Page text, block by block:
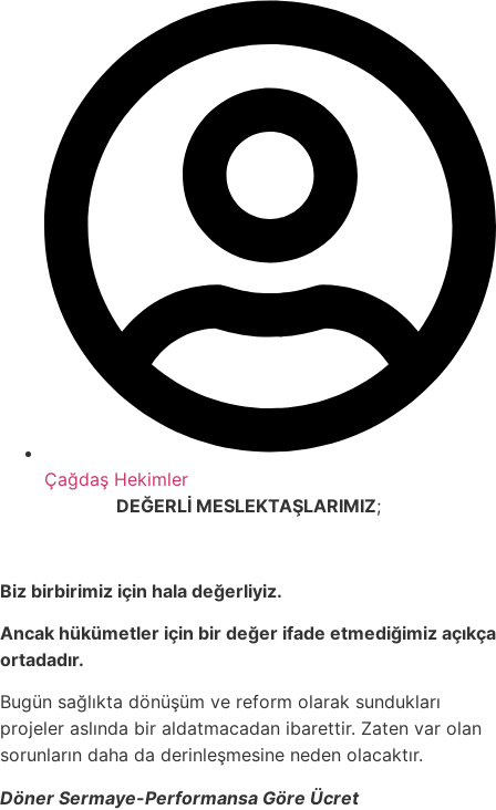
Çağdaş Hekimler
DEĞERLİ MESLEKTAŞLARIMIZ;
Biz birbirimiz için hala değerliyiz.
Ancak hükümetler için bir değer ifade etmediğimiz açıkça
ortadadır.
Bugün sağlıkta dönüşüm ve reform olarak sundukları
projeler aslında bir aldatmacadan ibarettir. Zaten var olan
sorunların daha da derinleşmesine neden olacaktır.
Döner Sermaye-Performansa Göre Ücret